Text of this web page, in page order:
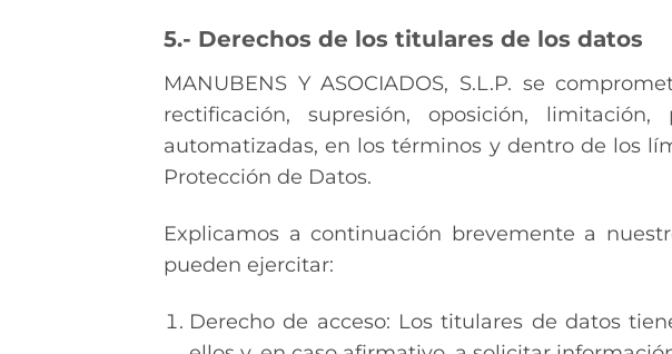
5.- Derechos de los titulares de los datos
MANUBENS Y ASOCIADOS, S.L.P. se
rectificación, supresión, oposición,
automatizadas, en los términos y dentro de los
Protección de Datos.
Explicamos a continuación brevemente a
pueden ejercitar:
Derecho de acceso: Los titulares de datos